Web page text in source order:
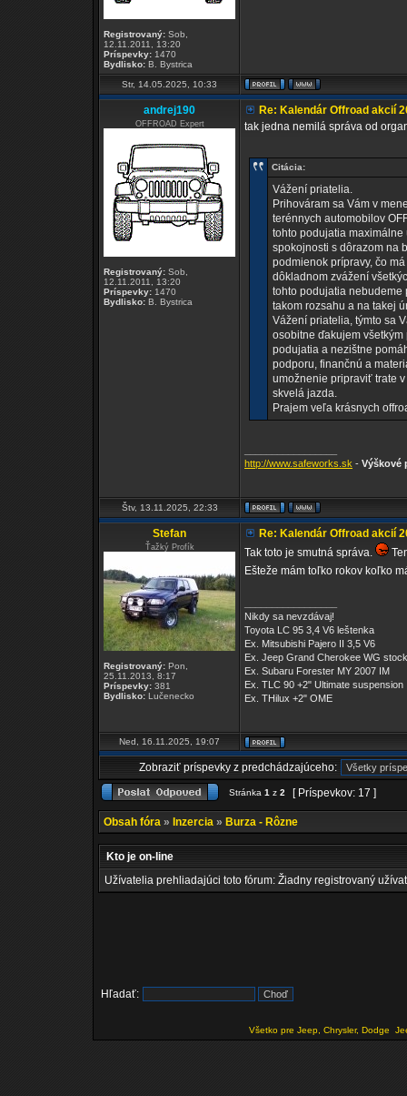
Registrovaný: Sob,
12.11.2011, 13:20
Príspevky: 1470
Bydlisko: B. Bystrica
Str, 14.05.2025, 10:33
andrej190
OFFROAD Expert
Registrovaný: Sob,
12.11.2011, 13:20
Príspevky: 1470
Bydlisko: B. Bystrica
Re: Kalendár Offroad akcií
tak jedna nemilá správa od
Citácia:
Vážení priatelia.
Prihováram sa Vám v
terénnych automobilov
tohto podujatia
spokojnosti s dôrazom na
podmienok prípravy, čo
dôkladnom zvážení
tohto podujatia
takom rozsahu a na takej
Vážení priatelia, týmto sa
osobitne ďakujem
podujatia a nezištne
podporu, finančnú a
umožnenie pripraviť trate
skvelá jazda.
Prajem veľa krásnych
http://www.safeworks.sk - Výškové
Štv, 13.11.2025, 22:33
Stefan
Ťažký Profík
Registrovaný: Pon,
25.11.2013, 8:17
Príspevky: 381
Bydlisko: Lučenecko
Re: Kalendár Offroad akcií
Tak toto je smutná správa.
Ešteže mám toľko rokov koľko
Nikdy sa nevzdávaj!
Toyota LC 95 3,4 V6 leštenka
Ex. Mitsubishi Pajero II 3,5 V6
Ex. Jeep Grand Cherokee WG stock
Ex. Subaru Forester MY 2007 IM
Ex. TLC 90 +2" Ultimate suspension
Ex. THilux +2" OME
Ned, 16.11.2025, 19:07
Zobraziť príspevky z predchádzajúceho:
Stránka 1 z 2 [ Príspevkov: 17 ]
Obsah fóra » Inzercia » Burza - Rôzne
Kto je on-line
Užívatelia prehliadajúci toto fórum: Žiadny registrovaný
Hľadať:
Všetko pre Jeep, Chrysler, Dodge